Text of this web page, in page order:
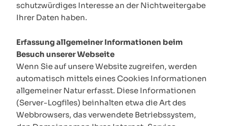
schutzwürdiges Interesse an der Nichtweitergabe
Ihrer Daten haben.
Erfassung allgemeiner Informationen beim
Besuch unserer Webseite
Wenn Sie auf unsere Website zugreifen, werden
automatisch mittels eines Cookies Informationen
allgemeiner Natur erfasst. Diese Informationen
(Server-Logfiles) beinhalten etwa die Art des
Webbrowsers, das verwendete Betriebssystem,